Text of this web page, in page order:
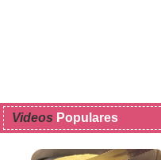
Videos Populares